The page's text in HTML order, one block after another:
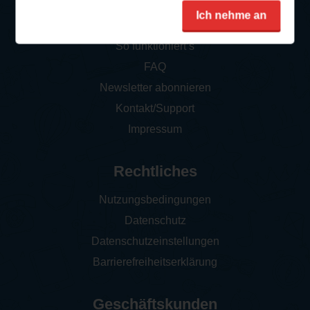
Ich nehme an
So funktioniert‘s
FAQ
Newsletter abonnieren
Kontakt/Support
Impressum
Rechtliches
Nutzungsbedingungen
Datenschutz
Datenschutzeinstellungen
Barrierefreiheitserklärung
Geschäftskunden